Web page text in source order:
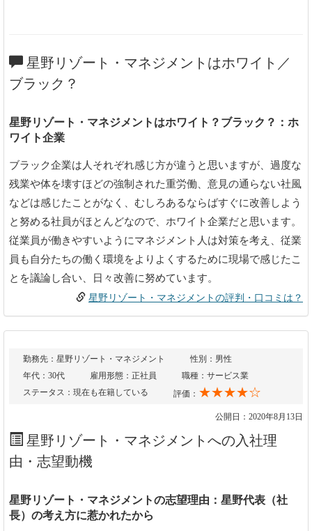
星野リゾート・マネジメントはホワイト／
ブラック？
星野リゾート・マネジメントはホワイト？ブラック？：ホ
ワイト企業
ブラック企業は人それぞれ感じ方が違うと思いますが、過度な
残業や体を壊すほどの強制された重労働、意見の通らない社風
などは感じたことがなく、むしろあるならばすぐに改善しよう
と努める社員がほとんどなので、ホワイト企業だと思います。
従業員が働きやすいようにマネジメント人は対策を考え、従業
員も自分たちの働く環境をよりよくするために現場で感じたこ
とを議論し合い、日々改善に努めています。
星野リゾート・マネジメントの評判・口コミは？
勤務先：星野リゾート・マネジメント
性別：男性
年代：30代
雇用形態：正社員
職種：サービス業
ステータス：現在も在籍している
評価： ★★★★☆
公開日：2020年8月13日
星野リゾート・マネジメントへの入社理
由・志望動機
星野リゾート・マネジメントの志望理由：星野代表（社
長）の考え方に惹かれたから